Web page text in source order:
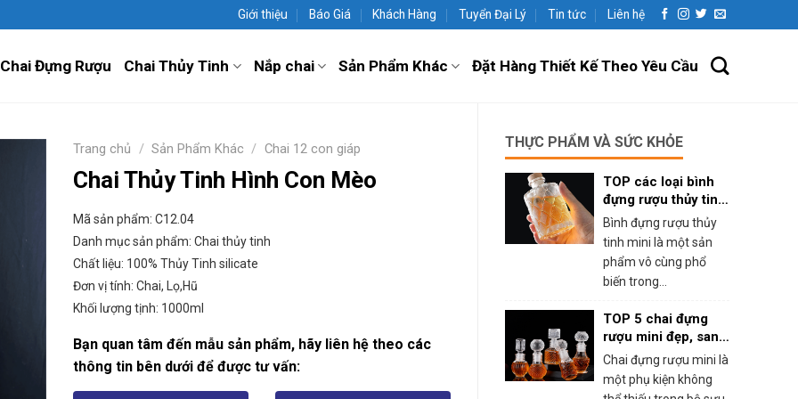
Giới thiệu Báo Giá Khách Hàng Tuyển Đại Lý Tin tức Liên hệ
Chai Đựng Rượu Chai Thủy Tinh Nắp chai Sản Phẩm Khác Đặt Hàng Thiết Kế Theo Yêu Cầu
THỰC PHẨM VÀ SỨC KHỎE
TOP các loại bình
đựng rượu thủy tinh
mini phổ biến
Bình đựng rượu thủy
tinh mini là một sản
phẩm vô cùng phổ
biến trong...
TOP 5 chai đựng
rượu mini đẹp, sang
trọng
Chai đựng rượu mini là
một phụ kiện không
Trang chủ / Sản Phẩm Khác / Chai 12 con giáp
Chai Thủy Tinh Hình Con Mèo
Mã sản phẩm: C12.04
Danh mục sản phẩm: Chai thủy tinh
Chất liệu: 100% Thủy Tinh silicate
Đơn vị tính: Chai, Lọ,Hũ
Khối lượng tịnh: 1000ml
Bạn quan tâm đến mẫu sản phẩm, hãy liên hệ theo các
thông tin bên dưới để được tư vấn: